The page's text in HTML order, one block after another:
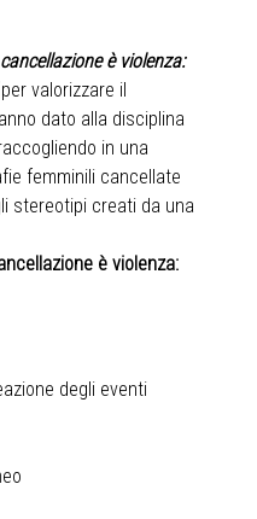
è violenza:
valorizzare il
dato alla disciplina
in una
femminili cancellate
stereotipi creati da una
è violenza:
degli eventi